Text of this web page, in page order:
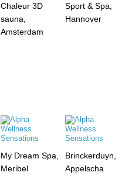
Chaleur 3D
sauna,
Amsterdam
Sport & Spa,
Hannover
My Dream Spa,
Meribel
Brinckerduyn,
Appelscha